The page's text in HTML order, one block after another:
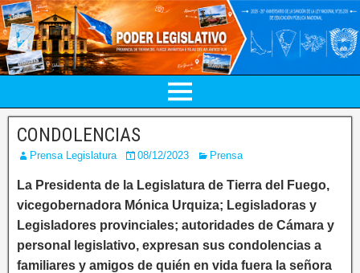
CONDOLENCIAS
Prensa Legislatura 08/12/2023 Prensa
La Presidenta de la Legislatura de Tierra del Fuego,
vicegobernadora Mónica Urquiza; Legisladoras y
Legisladores provinciales; autoridades de Cámara y
personal legislativo, expresan sus condolencias a
familiares y amigos de quién en vida fuera la señora